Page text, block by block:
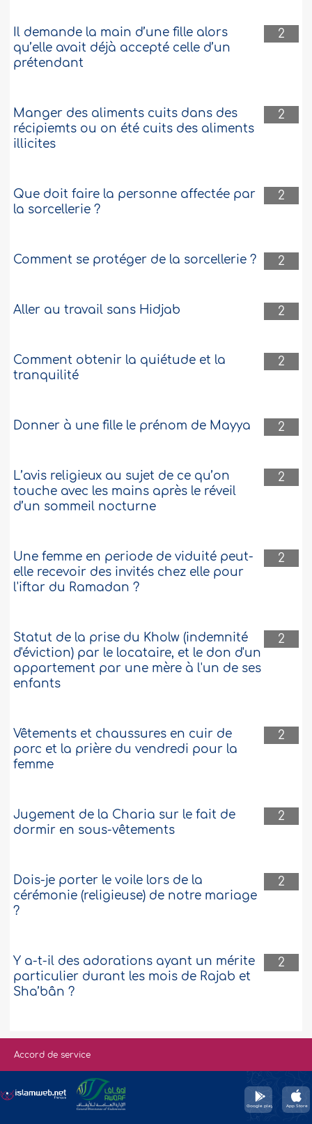
2
Il demande la main d’une fille alors
qu’elle avait déjà accepté celle d’un
prétendant
2
Manger des aliments cuits dans des
récipiemts ou on été cuits des aliments
illicites
2
Que doit faire la personne affectée par
la sorcellerie ?
2
Comment se protéger de la sorcellerie ?
2
Aller au travail sans Hidjab
2
Comment obtenir la quiétude et la
tranquilité
2
Donner à une fille le prénom de Mayya
2
L’avis religieux au sujet de ce qu’on
touche avec les mains après le réveil
d’un sommeil nocturne
2
Une femme en periode de viduité peut-
elle recevoir des invités chez elle pour
l'iftar du Ramadan ?
2
Statut de la prise du Kholw (indemnité
d'éviction) par le locataire, et le don d'un
appartement par une mère à l'un de ses
enfants
2
Vêtements et chaussures en cuir de
porc et la prière du vendredi pour la
femme
2
Jugement de la Charia sur le fait de
dormir en sous-vêtements
2
Dois-je porter le voile lors de la
cérémonie (religieuse) de notre mariage
?
2
Y a-t-il des adorations ayant un mérite
particulier durant les mois de Rajab et
Sha’bân ?
Accord de service